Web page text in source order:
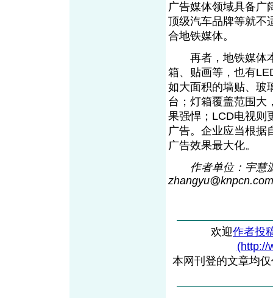
广告媒体领域具备广
顶级汽车品牌等就不
合地铁媒体。
再者，地铁媒体本
箱、贴画等，也有
如大面积的墙贴、玻
台；灯箱覆盖范围大
果强悍；LCD电视则
广告。企业应当根据
广告效果最大化
作者单位：宇慧
zhangyu@knpcn.com
欢迎作者投
(http://
本网刊登的文章均